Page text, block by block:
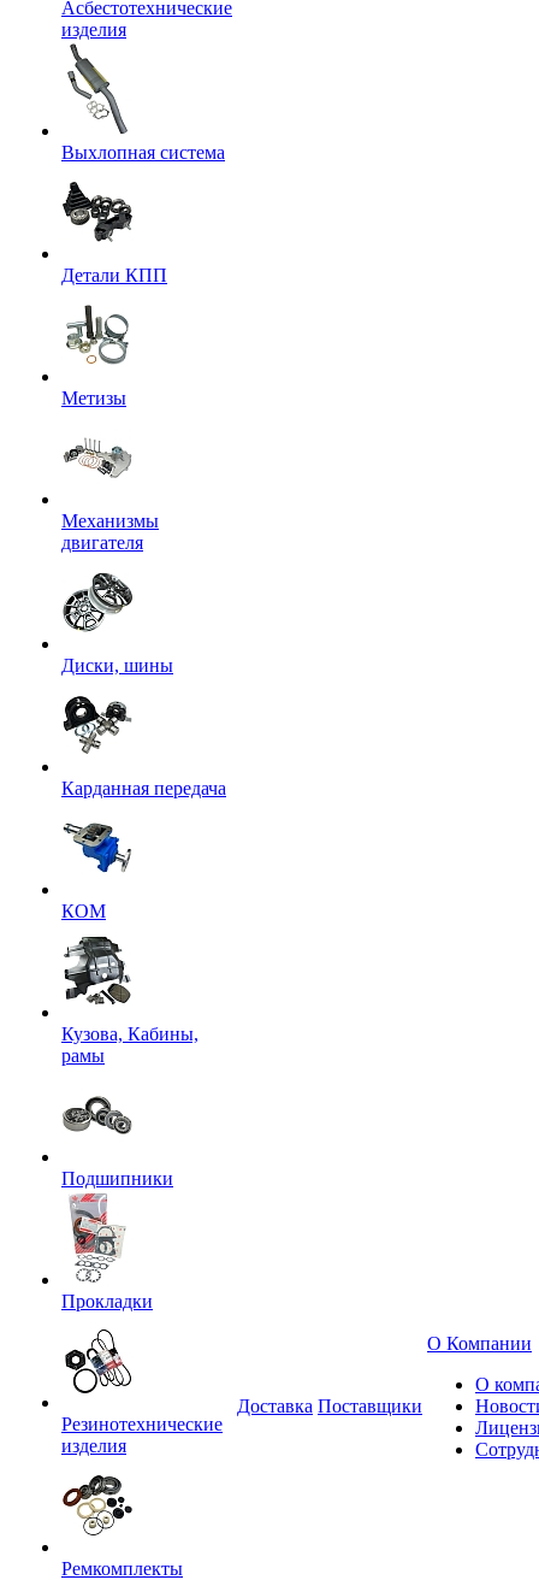
Асбестотехнические
изделия
Выхлопная система
Детали КПП
Метизы
Механизмы
двигателя
Диски, шины
Карданная передача
КОМ
Кузова, Кабины,
рамы
Подшипники
Прокладки
Резинотехнические
изделия
Ремкомплекты
Доставка Поставщики
О Компании
О